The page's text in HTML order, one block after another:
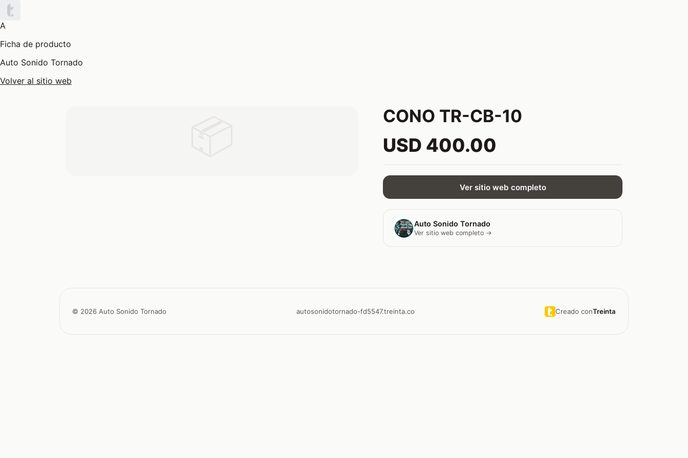
A
Ficha de producto
Auto Sonido Tornado
Volver al sitio web
CONO TR-CB-10
USD 400.00
Ver sitio web completo
Auto Sonido Tornado
Ver sitio web completo →
© 2026 Auto Sonido Tornado autosonidotornado-fd5547.treinta.co Creado conTreinta